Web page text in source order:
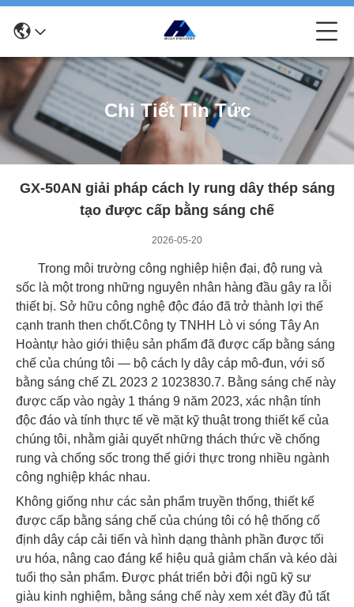
Chi Tiết Tin Tức
GX-50AN giải pháp cách ly rung dây thép sáng
tạo được cấp bằng sáng chế
2026-05-20
Trong môi trường công nghiệp hiện đại, độ rung và
sốc là một trong những nguyên nhân hàng đầu gây ra lỗi
thiết bị. Sở hữu công nghệ độc đáo đã trở thành lợi thế
cạnh tranh then chốt.Công ty TNHH Lò vi sóng Tây An
Hoàntự hào giới thiệu sản phẩm đã được cấp bằng sáng
chế của chúng tôi — bộ cách ly dây cáp mô-đun, với số
bằng sáng chế ZL 2023 2 1023830.7. Bằng sáng chế này
được cấp vào ngày 1 tháng 9 năm 2023, xác nhận tính
độc đáo và tính thực tế về mặt kỹ thuật trong thiết kế của
chúng tôi, nhằm giải quyết những thách thức về chống
rung và chống sốc trong thế giới thực trong nhiều ngành
công nghiệp khác nhau.
Không giống như các sản phẩm truyền thống, thiết kế
được cấp bằng sáng chế của chúng tôi có hệ thống cố
định dây cáp cải tiến và hình dạng thành phần được tối
ưu hóa, nâng cao đáng kể hiệu quả giảm chấn và kéo dài
tuổi thọ sản phẩm. Được phát triển bởi đội ngũ kỹ sư
giàu kinh nghiệm, bằng sáng chế này xem xét đầy đủ tất